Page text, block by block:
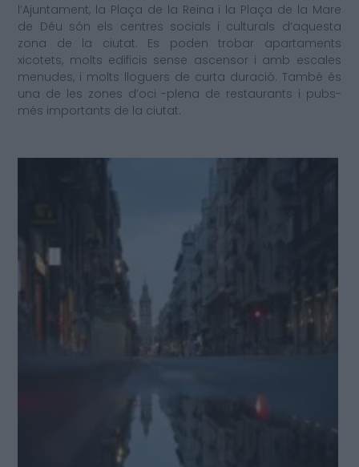
l’Ajuntament, la Plaça de la Reina i la Plaça de la Mare
de Déu són els centres socials i culturals d’aquesta
zona de la ciutat. Es poden trobar apartaments
xicotets, molts edificis sense ascensor i amb escales
menudes, i molts lloguers de curta duració. També és
una de les zones d’oci -plena de restaurants i pubs-
més importants de la ciutat.